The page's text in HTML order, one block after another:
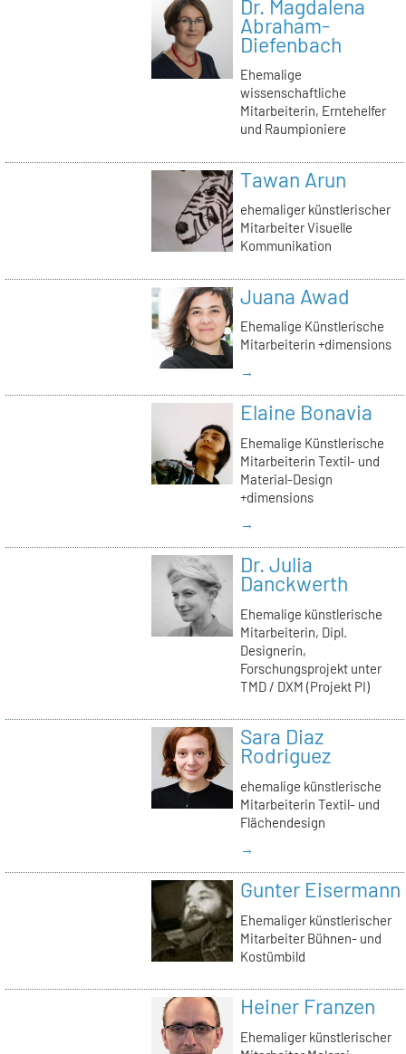
Dr. Magdalena
Abraham-
Diefenbach
Ehemalige
wissenschaftliche
Mitarbeiterin, Erntehelfer
und Raumpioniere
Tawan Arun
ehemaliger künstlerischer
Mitarbeiter Visuelle
Kommunikation
Juana Awad
Ehemalige Künstlerische
Mitarbeiterin +dimensions
→
Elaine Bonavia
Ehemalige Künstlerische
Mitarbeiterin Textil- und
Material-Design
+dimensions
→
Dr. Julia
Danckwerth
Ehemalige künstlerische
Mitarbeiterin, Dipl.
Designerin,
Forschungsprojekt unter
TMD / DXM (Projekt PI)
Sara Diaz
Rodriguez
ehemalige künstlerische
Mitarbeiterin Textil- und
Flächendesign
→
Gunter Eisermann
Ehemaliger künstlerischer
Mitarbeiter Bühnen- und
Kostümbild
Heiner Franzen
Ehemaliger künstlerischer